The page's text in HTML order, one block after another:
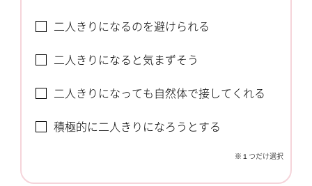
二人きりになるのを避けられる
二人きりになると気まずそう
二人きりになっても自然体で接してくれる
積極的に二人きりになろうとする
※１つだけ選択